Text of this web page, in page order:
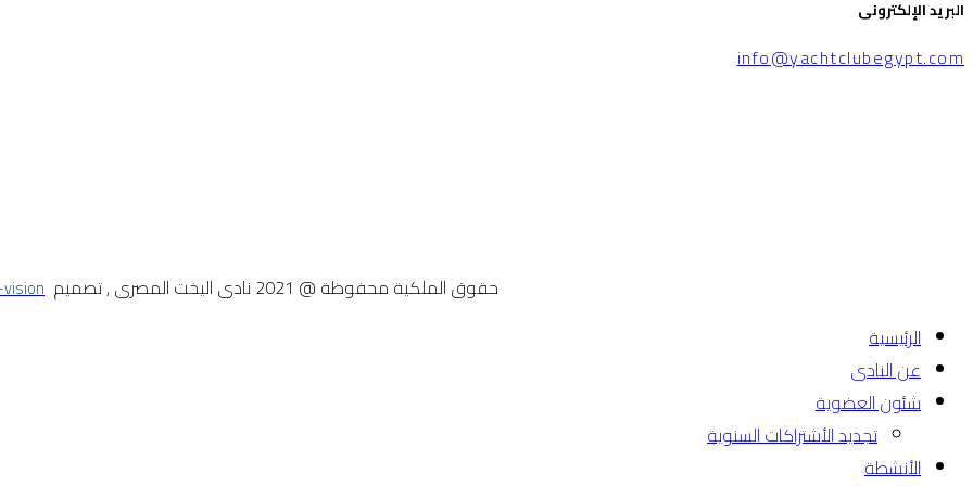
البريد الإلكترونى
info@yachtclubegypt.com
حقوق الملكية محفوظة @ 2021 نادى اليخت المصرى , تصميم
الرئيسية
عن النادى
شئون العضوية
تجديد الأشتراكات السنوية
الأنشطة